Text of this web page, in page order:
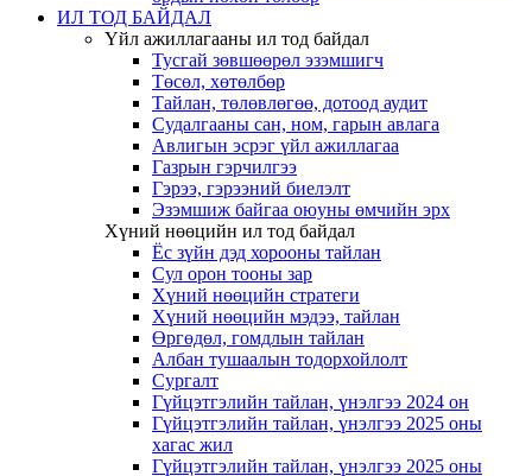
ИЛ ТОД БАЙДАЛ
Үйл ажиллагааны ил тод байдал
Тусгай зөвшөөрөл эзэмшигч
Төсөл, хөтөлбөр
Тайлан, төлөвлөгөө, дотоод аудит
Судалгааны сан, ном, гарын авлага
Авлигын эсрэг үйл ажиллагаа
Газрын гэрчилгээ
Гэрээ, гэрээний биелэлт
Эзэмшиж байгаа оюуны өмчийн эрх
Хүний нөөцийн ил тод байдал
Ёс зүйн дэд хорооны тайлан
Сул орон тооны зар
Хүний нөөцийн стратеги
Хүний нөөцийн мэдээ, тайлан
Өргөдөл, гомдлын тайлан
Албан тушаалын тодорхойлолт
Сургалт
Гүйцэтгэлийн тайлан, үнэлгээ 2024 он
Гүйцэтгэлийн тайлан, үнэлгээ 2025 оны
хагас жил
Гүйцэтгэлийн тайлан, үнэлгээ 2025 оны